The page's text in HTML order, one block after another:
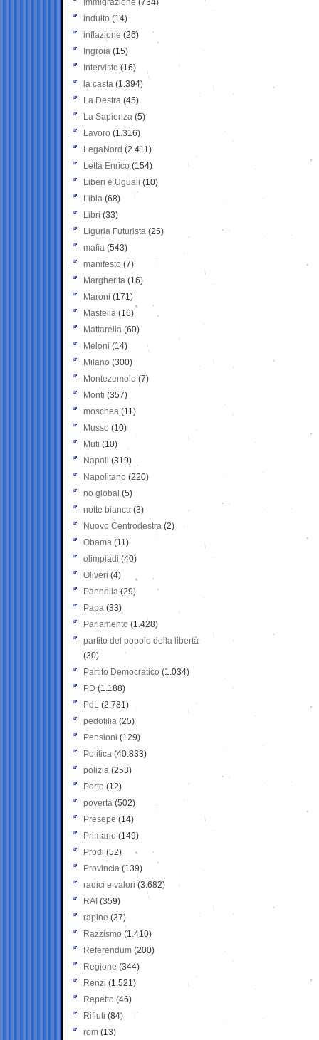
Immigrazione (734)
indulto (14)
inflazione (26)
Ingroia (15)
Interviste (16)
la casta (1.394)
La Destra (45)
La Sapienza (5)
Lavoro (1.316)
LegaNord (2.411)
Letta Enrico (154)
Liberi e Uguali (10)
Libia (68)
Libri (33)
Liguria Futurista (25)
mafia (543)
manifesto (7)
Margherita (16)
Maroni (171)
Mastella (16)
Mattarella (60)
Meloni (14)
Milano (300)
Montezemolo (7)
Monti (357)
moschea (11)
Musso (10)
Muti (10)
Napoli (319)
Napolitano (220)
no global (5)
notte bianca (3)
Nuovo Centrodestra (2)
Obama (11)
olimpiadi (40)
Oliveri (4)
Pannella (29)
Papa (33)
Parlamento (1.428)
partito del popolo della libertà
(30)
Partito Democratico (1.034)
PD (1.188)
PdL (2.781)
pedofilia (25)
Pensioni (129)
Politica (40.833)
polizia (253)
Porto (12)
povertà (502)
Presepe (14)
Primarie (149)
Prodi (52)
Provincia (139)
radici e valori (3.682)
RAI (359)
rapine (37)
Razzismo (1.410)
Referendum (200)
Regione (344)
Renzi (1.521)
Repetto (46)
Rifiuti (84)
rom (13)